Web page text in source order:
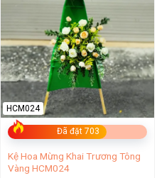
Đã đặt 703
HCM024
Kệ Hoa Mừng Khai Trương Tông
Vàng HCM024